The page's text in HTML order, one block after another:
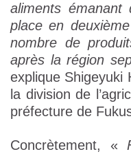
aliments
place en
nombre de
après la région
explique Shigeyuki
la division de
préfecture de
Concrètement, «